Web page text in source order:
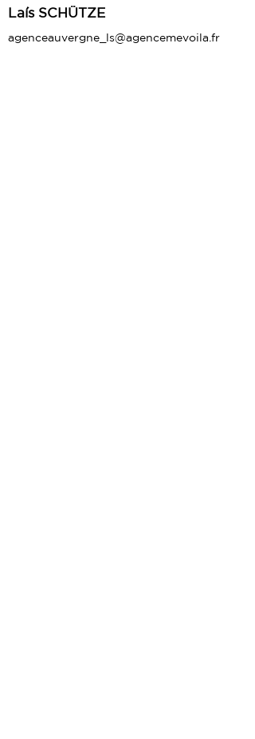
​Laís SCHÜTZE
agenceauvergne_ls@agencemevoila.fr